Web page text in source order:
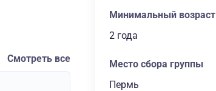
Смотреть все
Минимальный возраст
2 года
Место сбора группы
Пермь